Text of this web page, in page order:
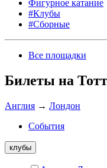
Фигурное катание
#Клубы
#Сборные
Все площадки
Билеты на
Англия → Лондон
События
клубы